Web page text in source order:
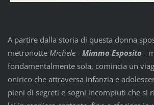
A partire dalla storia di questa donna
metronotte Michele- Mimmo Esposito -
fondamentalmente sola, comincia un
onirico che attraversa infanzia e
pieni di segreti e sogni incompiuti che si